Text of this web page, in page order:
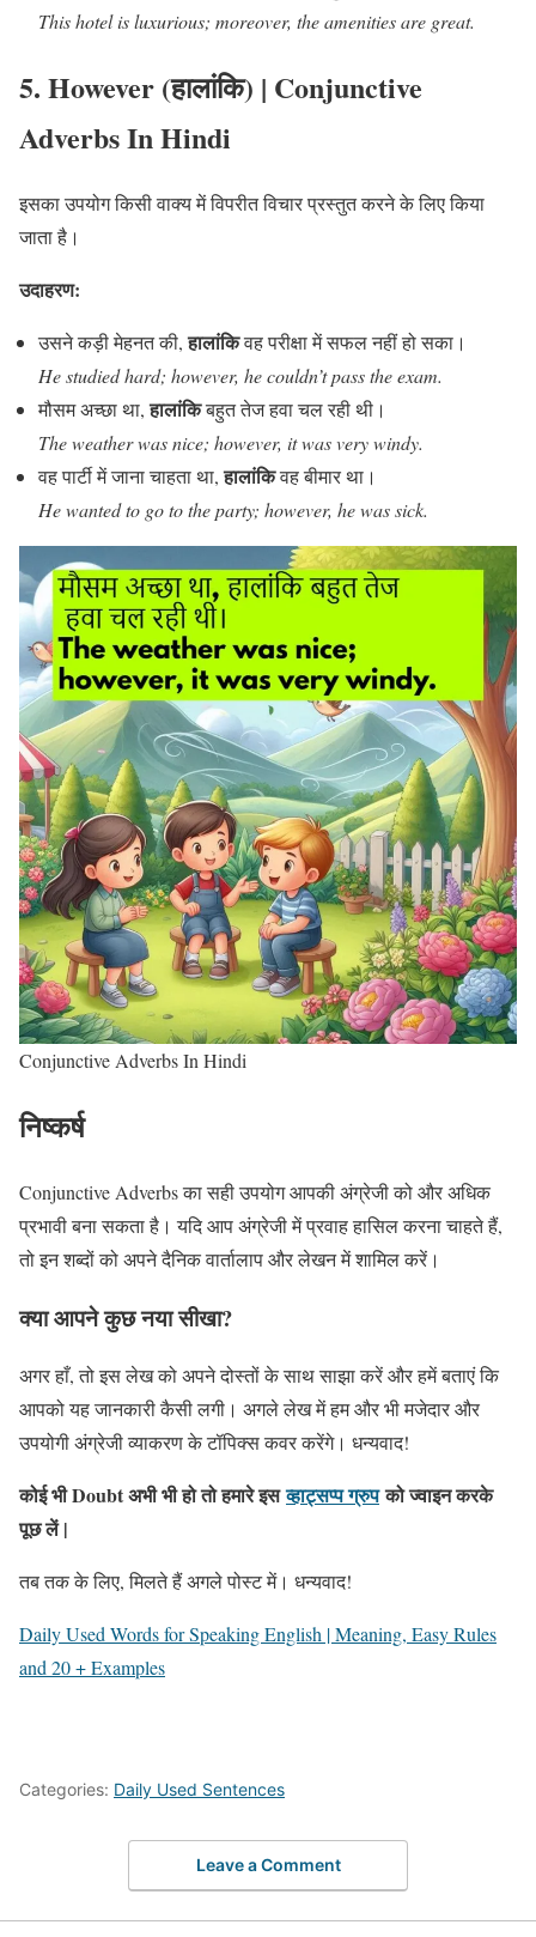
This hotel is luxurious; moreover, the amenities are great.
5. However (हालांकि) | Conjunctive
Adverbs In Hindi
इसका उपयोग किसी वाक्य में विपरीत विचार प्रस्तुत करने के लिए किया
जाता है।
उदाहरण:
उसने कड़ी मेहनत की,हालांकिवह परीक्षा में सफल नहीं हो सका।
He studied hard; however, he couldn’t pass the exam.
मौसम अच्छा था,हालांकिबहुत तेज हवा चल रही थी।
The weather was nice; however, it was very windy.
वह पार्टी में जाना चाहता था,हालांकिवह बीमार था।
He wanted to go to the party; however, he was sick.
Conjunctive Adverbs In Hindi
निष्कर्ष
Conjunctive Adverbs का सही उपयोग आपकी अंग्रेजी को और अधिक
प्रभावी बना सकता है। यदि आप अंग्रेजी में प्रवाह हासिल करना चाहते हैं,
तो इन शब्दों को अपने दैनिक वार्तालाप और लेखन में शामिल करें।
क्या आपने कुछ नया सीखा?
अगर हाँ, तो इस लेख को अपने दोस्तों के साथ साझा करें और हमें बताएं कि
आपको यह जानकारी कैसी लगी। अगले लेख में हम और भी मजेदार और
उपयोगी अंग्रेजी व्याकरण के टॉपिक्स कवर करेंगे। धन्यवाद!
कोई भी Doubt अभी भी हो तो हमारे इसव्हाट्सप्प ग्रुपको ज्वाइन करके
पूछ लें |
तब तक के लिए, मिलते हैं अगले पोस्ट में। धन्यवाद!
Daily Used Words for Speaking English | Meaning, Easy Rules
and 20 + Examples
Categories: Daily Used Sentences
Leave a Comment